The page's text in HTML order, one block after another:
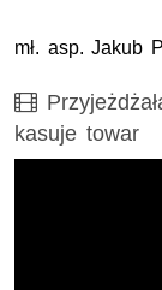
mł. asp. Jakub
Film
kasuje towar